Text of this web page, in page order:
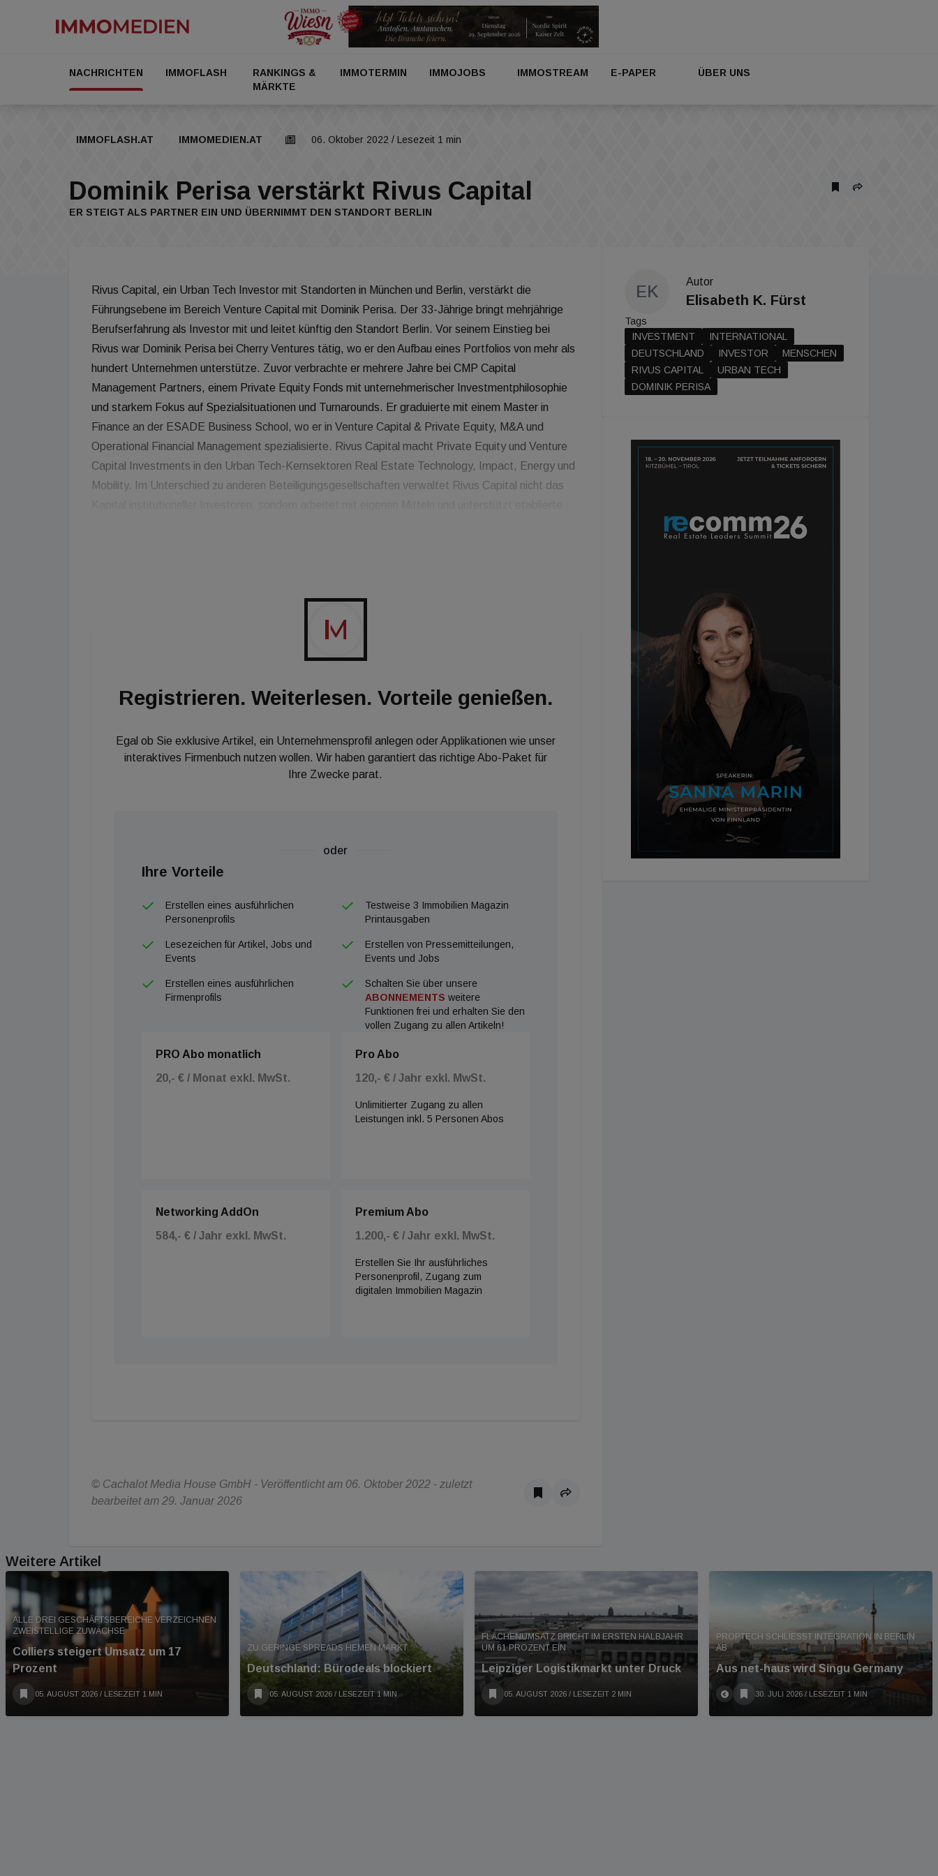
NACHRICHTEN IMMOFLASH
RANKINGS &
MÄRKTE
IMMOTERMIN IMMOJOBS IMMOSTREAM E-PAPER ÜBER UNS
IMMOFLASH.AT IMMOMEDIEN.AT 06. Oktober 2022 / Lesezeit 1 min
Dominik Perisa verstärkt Rivus Capital
ER STEIGT ALS PARTNER EIN UND ÜBERNIMMT DEN STANDORT BERLIN
Rivus Capital, ein Urban Tech Investor mit Standorten in München und Berlin, verstärkt die
Führungsebene im Bereich Venture Capital mit Dominik Perisa. Der 33-Jährige bringt mehrjährige
Berufserfahrung als Investor mit und leitet künftig den Standort Berlin. Vor seinem Einstieg bei
Rivus war Dominik Perisa bei Cherry Ventures tätig, wo er den Aufbau eines Portfolios von mehr als
hundert Unternehmen unterstütze. Zuvor verbrachte er mehrere Jahre bei CMP Capital
Management Partners, einem Private Equity Fonds mit unternehmerischer Investmentphilosophie
und starkem Fokus auf Spezialsituationen und Turnarounds. Er graduierte mit einem Master in
Finance an der ESADE Business School, wo er in Venture Capital & Private Equity, M&A und
Operational Financial Management spezialisierte. Rivus Capital macht Private Equity und Venture
Capital Investments in den Urban Tech-Kernsektoren Real Estate Technology, Impact, Energy und
Mobility. Im Unterschied zu anderen Beteiligungsgesellschaften verwaltet Rivus Capital nicht das
mit Sitz in Berlin junge Unternehmen in (Pre-) Seed- und Series-A-Runden unter Berücksichtigung
von Impact- und ESG Kriterien bei ihrem Wachstum zu unterstützen", erklärt Dominik Perisa.
Registrieren. Weiterlesen. Vorteile genießen.
Egal ob Sie exklusive Artikel, ein Unternehmensprofil anlegen oder Applikationen wie unser
interaktives Firmenbuch nutzen wollen. Wir haben garantiert das richtige Abo-Paket für
Ihre Zwecke parat.
oder
Ihre Vorteile
Erstellen eines ausführlichen
Personenprofils
Testweise 3 Immobilien Magazin
Printausgaben
Lesezeichen für Artikel, Jobs und
Events
Erstellen von Pressemitteilungen,
Events und Jobs
Erstellen eines ausführlichen
Firmenprofils
Schalten Sie über unsere
ABONNEMENTS weitere
Funktionen frei und erhalten Sie den
vollen Zugang zu allen Artikeln!
PRO Abo monatlich
20,- € / Monat exkl. MwSt.
Pro Abo
120,- € / Jahr exkl. MwSt.
Unlimitierter Zugang zu allen
Leistungen inkl. 5 Personen Abos
Networking AddOn
584,- € / Jahr exkl. MwSt.
Premium Abo
1.200,- € / Jahr exkl. MwSt.
Erstellen Sie Ihr ausführliches
Personenprofil, Zugang zum
digitalen Immobilien Magazin
© Cachalot Media House GmbH - Veröffentlicht am 06. Oktober 2022 - zuletzt
bearbeitet am 29. Januar 2026
EK
Autor
Elisabeth K. Fürst
Tags
INVESTMENT
INTERNATIONAL
DEUTSCHLAND
INVESTOR
MENSCHEN
RIVUS CAPITAL
URBAN TECH
DOMINIK PERISA
Weitere Artikel
ALLE DREI GESCHÄFTSBEREICHE VERZEICHNEN
ZWEISTELLIGE ZUWÄCHSE
Colliers steigert Umsatz um 17
Prozent
05. AUGUST 2026 / LESEZEIT 1 MIN
ZU GERINGE SPREADS HEMEN MARKT
Deutschland: Bürodeals blockiert
05. AUGUST 2026 / LESEZEIT 1 MIN
FLÄCHENUMSATZ BRICHT IM ERSTEN HALBJAHR
UM 61 PROZENT EIN
Leipziger Logistikmarkt unter Druck
05. AUGUST 2026 / LESEZEIT 2 MIN
PROPTECH SCHLIESST INTEGRATION IN BERLIN A
B
Aus net-haus wird Singu Germany
30. JULI 2026 / LESEZEIT 1 MIN